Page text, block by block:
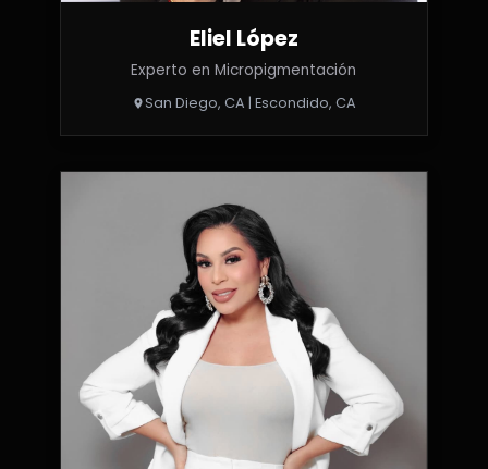
Eliel López
Experto en Micropigmentación
San Diego, CA | Escondido, CA